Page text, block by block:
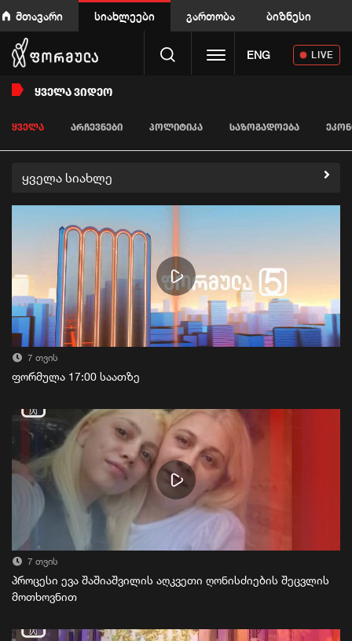
მთავარი სიახლეები გართობა ბიზნესი
Toggle navigation
ENG LIVE
ᲧᲕᲔᲚᲐ ᲕᲘᲓᲔᲝ
ᲧᲕᲔᲚᲐ ᲐᲠᲩᲔᲕᲜᲔᲑᲘ ᲞᲝᲚᲘᲢᲘᲙᲐ ᲡᲐᲖᲝᲒᲐᲓᲝᲔᲑᲐ
ყველა სიახლე
7 თვის
ფორმულა 17:00 საათზე
7 თვის
პროცესი ევა შაშიაშვილის აღკვეთი ღონისძიების შეცვლის
მოთხოვნით